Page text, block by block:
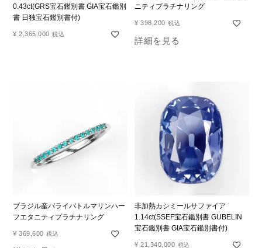
0.43ct(GRS宝石鑑別書 GIA宝石鑑別
書 日独宝石鑑別書付)
¥ 2,365,000 税込
ニティプラチナリング
¥ 398,200 税込
詳細を見る
ブラジル産パライバトルマリンハー
フエタニティプラチナリング
¥ 369,600 税込
非加熱カシミールサファイア
1.14ct(SSEF宝石鑑別書 GUBELIN
宝石鑑別書 GIA宝石鑑別書付)
¥ 21,340,000 税込